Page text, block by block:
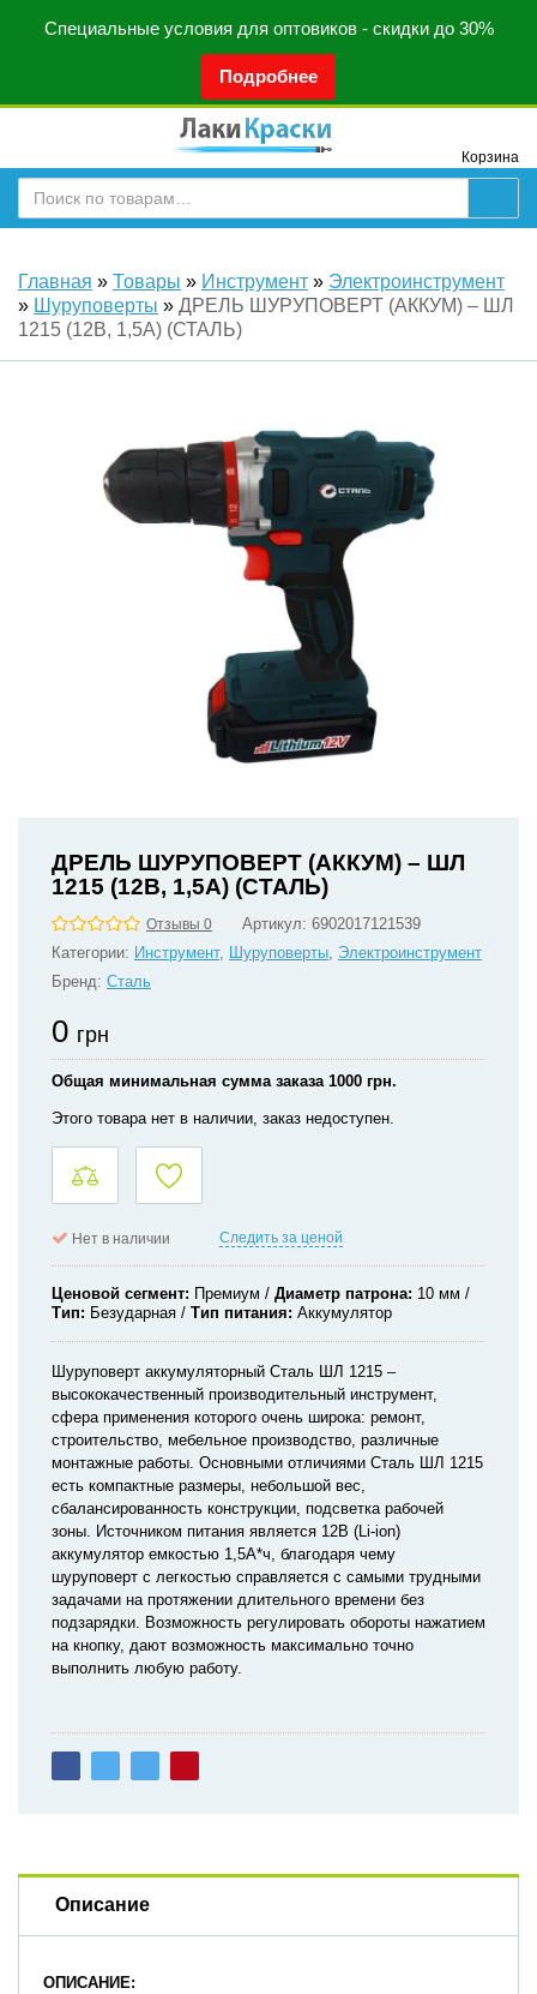
Специальные условия для оптовиков - скидки до 30%
Подробнее
Корзина
Главная » Товары » Инструмент » Электроинструмент
» Шуруповерты » ДРЕЛЬ ШУРУПОВЕРТ (АККУМ) – ШЛ
1215 (12В, 1,5А) (СТАЛЬ)
ДРЕЛЬ ШУРУПОВЕРТ (АККУМ) – ШЛ
1215 (12В, 1,5А) (СТАЛЬ)
Отзывы 0 Артикул: 6902017121539
Категории: Инструмент, Шуруповерты, Электроинструмент
Бренд: Сталь
0 грн
Общая минимальная сумма заказа 1000 грн.
Этого товара нет в наличии, заказ недоступен.
Нет в наличии Следить за ценой
Ценовой сегмент Премиум Диаметр патрона 10 мм
Тип
Безударная Тип питания Аккумулятор
Шуруповерт аккумуляторный Сталь ШЛ 1215 –
высококачественный производительный инструмент,
сфера применения которого очень широка: ремонт,
строительство, мебельное производство, различные
монтажные работы. Основными отличиями Сталь ШЛ 1215
есть компактные размеры, небольшой вес,
сбалансированность конструкции, подсветка рабочей
зоны. Источником питания является 12В (Li-ion)
аккумулятор емкостью 1,5А*ч, благодаря чему
шуруповерт с легкостью справляется с самыми трудными
задачами на протяжении длительного времени без
подзарядки. Возможность регулировать обороты нажатием
на кнопку, дают возможность максимально точно
выполнить любую работу.
Описание
ОПИСАНИЕ: